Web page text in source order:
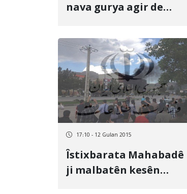
nava gurya agir de
17:10 - 12 Gulan 2015
Îstixbarata Mahabadê
ji malbatên kesên